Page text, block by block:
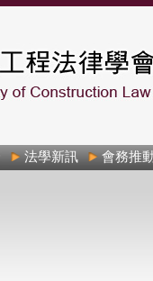
法學新訊 會務推